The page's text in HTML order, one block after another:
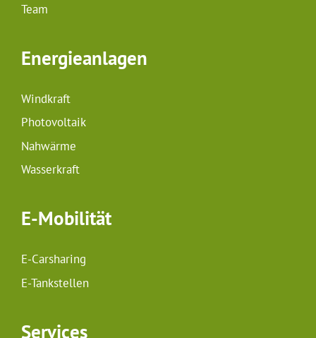
Team
Energieanlagen
Windkraft
Photovoltaik
Nahwärme
Wasserkraft
E-Mobilität
E-Carsharing
E-Tankstellen
Services